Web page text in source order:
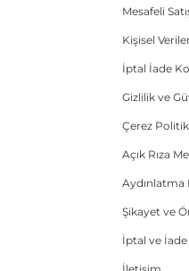
Mesafeli
Kişisel
İptal İade
Gizlilik ve
Çerez
Açık Rıza
Aydınlatma
Şikayet ve
İptal ve